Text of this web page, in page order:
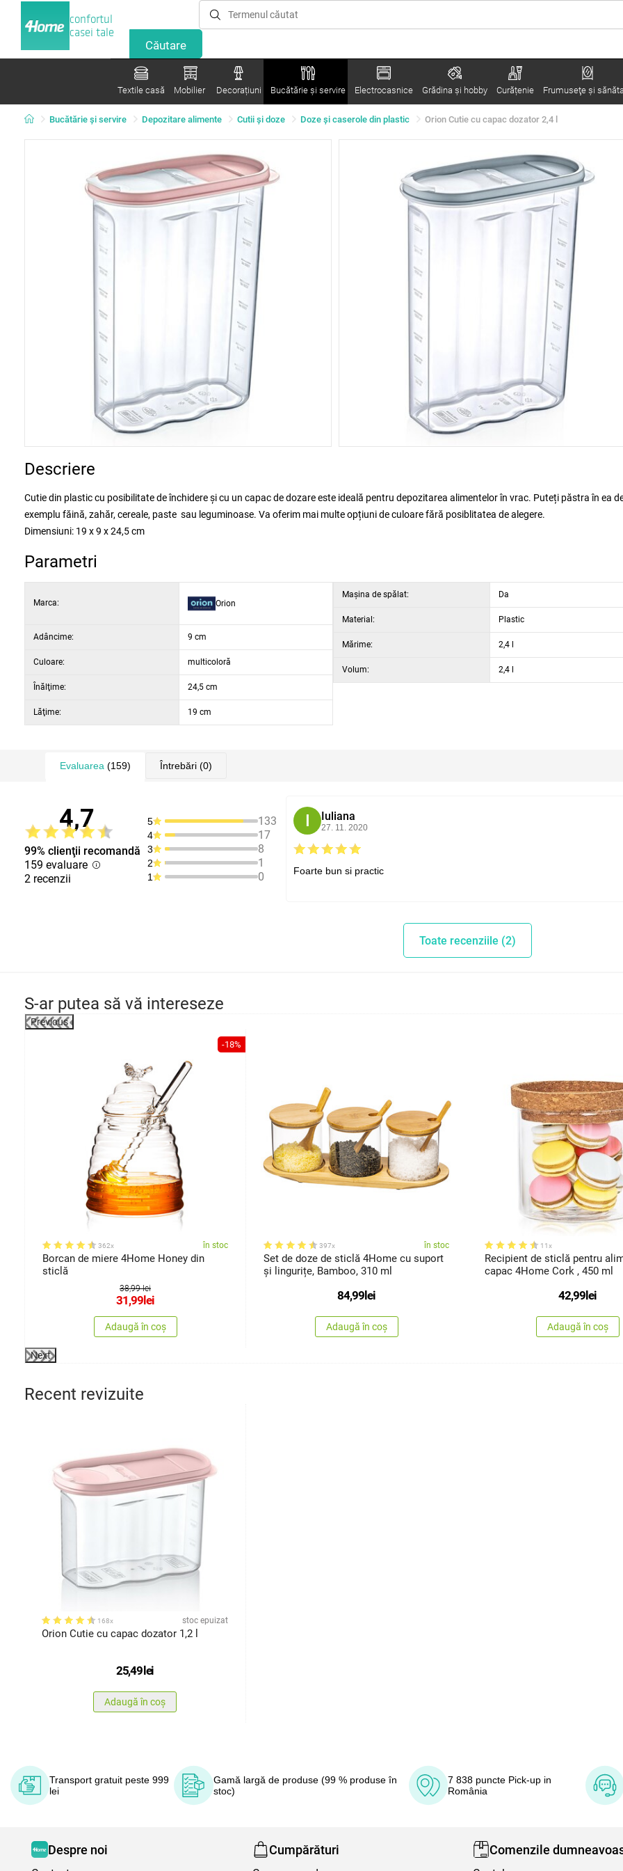
confortul
casei tale
Textile casă Mobilier Decorațiuni Bucătărie și servire Electrocasnice Grădina şi hobby Curățenie Frumuseţe şi
Bucătărie și servire Depozitare alimente Cutii şi doze Doze şi caserole din plastic Orion Cutie cu capac dozator 2,4 l
Descriere
Cutie din plastic cu posibilitate de închidere şi cu un capac de dozare este ideală pentru depozitarea alimentelor în vrac. Puteți păstra în ea
exemplu făină, zahăr, cereale, paste sau leguminoase. Va oferim mai multe opțiuni de culoare fără posiblitatea de alegere.
Dimensiuni: 19 x 9 x 24,5 cm
Parametri
Marca: Orion
Adâncime: 9 cm
Culoare: multicoloră
Înălţime: 24,5 cm
Lăţime: 19 cm
Maşina de spălat: Da
Material: Plastic
Mărime: 2,4 l
Volum: 2,4 l
Evaluarea (159) Întrebări (0)
4,7
99% clienţii recomandă
159 evaluare
2 recenzii
5 133
4 17
3 8
2 1
1 0
I Iuliana
27. 11. 2020
Foarte bun si practic
Toate recenziile (2)
S-ar putea să vă intereseze
Previous
-18%
362x în stoc
Borcan de miere 4Home Honey din
sticlă
38,99 lei
31,99lei
Adaugă în coș
397x în stoc
Set de doze de sticlă 4Home cu suport
și lingurițe, Bamboo, 310 ml
84,99lei
Adaugă în coș
11x
Recipient de sticlă pentru
capac 4Home Cork , 450 ml
42,99lei
Adaugă în coș
Next
Recent revizuite
168x stoc epuizat
Orion Cutie cu capac dozator 1,2 l
25,49lei
Adaugă în coș
Transport gratuit peste 999
lei
Gamă largă de produse (99 % produse în
stoc)
7 838 puncte Pick-up in
România
Despre noi Cumpărături Comenzile